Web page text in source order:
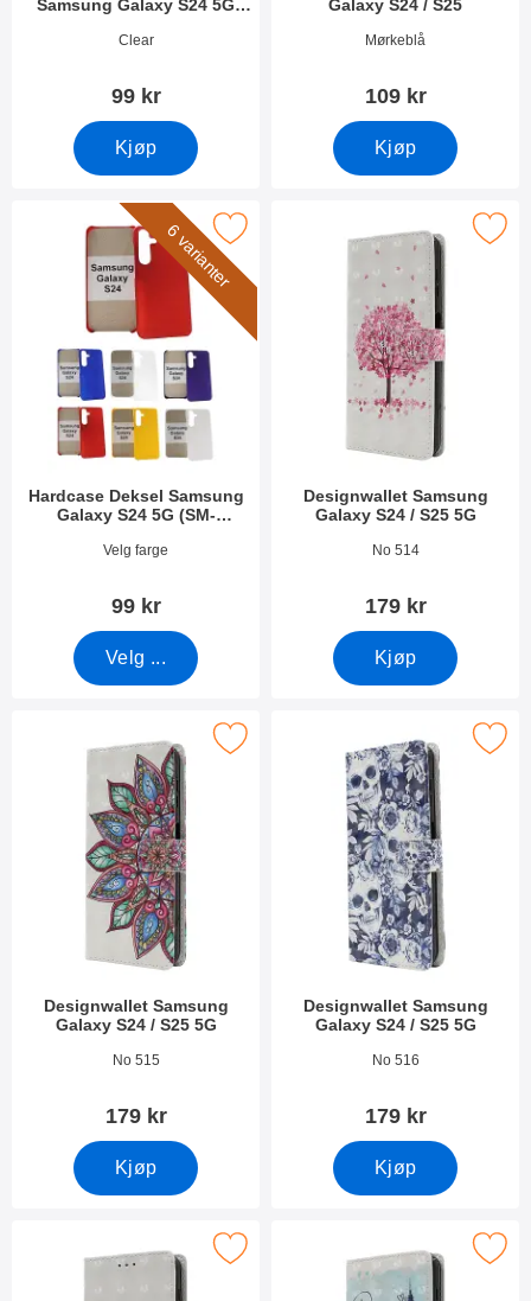
Samsung Galaxy S24 5G
Varenummer 49905
Clear
99 kr
Kjøp
Galaxy S24 / S25
Varenummer 52712
Mørkeblå
109 kr
Kjøp
6 varianter
Hardcase Deksel Samsung
Galaxy S24 5G (SM-
Varenummer 49907
Velg farge
99 kr
Velg ...
Deksel Samsung Galaxy S24 5G (SM-S921B/DS) som
Designwallet Samsung
Galaxy S24 / S25 5G
Varenummer 50259
No 514
179 kr
Kjøp
Merk designwallet Samsung
Designwallet Samsung
Galaxy S24 / S25 5G
Varenummer 50258
No 515
179 kr
Kjøp
designwallet Samsung Galaxy S24 / S25 5G som favoritt
Designwallet Samsung
Galaxy S24 / S25 5G
Varenummer 50257
No 516
179 kr
Kjøp
Merk designwallet Samsung
designwallet Samsung Galaxy S24 / S25 5G som favoritt
Merk designwallet Samsung